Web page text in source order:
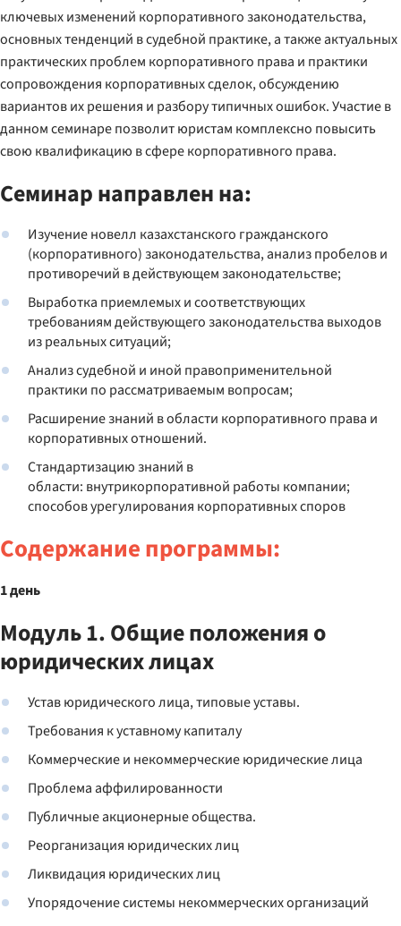
ключевых изменений корпоративного законодательства,
основных тенденций в судебной практике, а также актуальных
практических проблем корпоративного права и практики
сопровождения корпоративных сделок, обсуждению
вариантов их решения и разбору типичных ошибок. Участие в
данном семинаре позволит юристам комплексно повысить
свою квалификацию в сфере корпоративного права.
Семинар направлен на:
Изучение новелл казахстанского гражданского
(корпоративного) законодательства, анализ пробелов и
противоречий в действующем законодательстве;
Выработка приемлемых и соответствующих
требованиям действующего законодательства выходов
из реальных ситуаций;
Анализ судебной и иной правоприменительной
практики по рассматриваемым вопросам;
Расширение знаний в области корпоративного права и
корпоративных отношений.
Стандартизацию знаний в
области: внутрикорпоративной работы компании;
способов урегулирования корпоративных споров
Содержание программы:
1 день
Модуль 1. Общие положения о
юридических лицах
Устав юридического лица, типовые уставы.
Требования к уставному капиталу
Коммерческие и некоммерческие юридические лица
Проблема аффилированности
Публичные акционерные общества.
Реорганизация юридических лиц
Ликвидация юридических лиц
Упорядочение системы некоммерческих организаций